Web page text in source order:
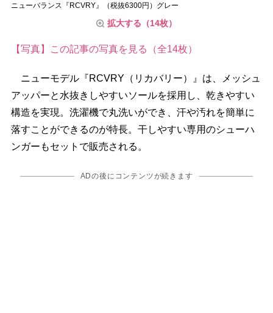
ニューバランス『RCVRY』（税抜6300円）グレー
拡大する（14枚）
【写真】この記事の写真を見る（全14枚）
ニューモデル『RCVRY（リカバリー）』は、メッシュ
アッパーと水抜きしやすいソールを採用し、乾きやすい
構造を実現。洗濯機で丸洗いができ、汗や汚れを簡単に
落すことができるのが特長。干しやすい専用のシューハ
ンガーもセットで販売される。
ADの後にコンテンツが続きます